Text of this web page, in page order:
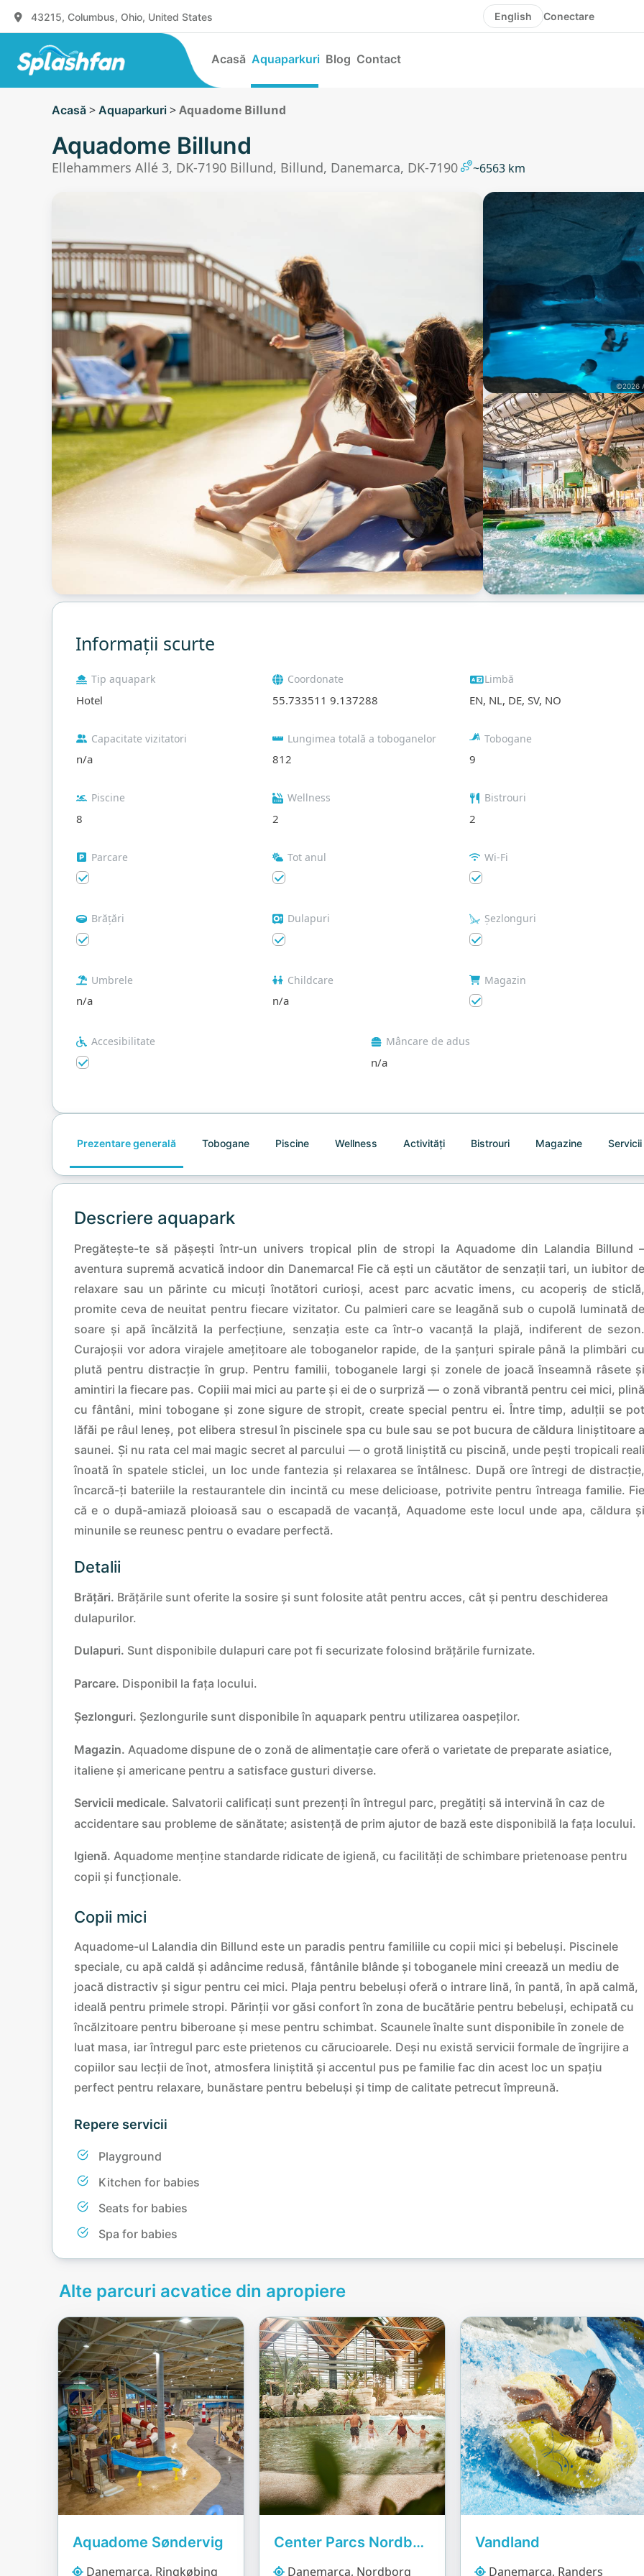
43215, Columbus, Ohio, United States English Conectare
Acasă Aquaparkuri Blog Contact
Acasă >Aquaparkuri >Aquadome Billund
Aquadome Billund
Ellehammers Allé 3, DK-7190 Billund, Billund, Danemarca, DK-7190 ~6563 km
©2026
Informații scurte
Tip aquapark
Hotel
Coordonate
55.733511 9.137288
Limbă
EN, NL, DE, SV, NO
Capacitate vizitatori
n/a
Lungimea totală a toboganelor
812
Tobogane
9
Piscine
8
Wellness
2
Bistrouri
2
Parcare Tot anul Wi-Fi
Brățări Dulapuri Șezlonguri
Umbrele
n/a
Childcare
n/a
Magazin
Accesibilitate Mâncare de adus
n/a
Prezentare generală Tobogane Piscine Wellness Activități Bistrouri Magazine Servicii
Descriere aquapark
Pregătește-te să pășești într-un univers tropical plin de stropi la Aquadome din Lalandia Billund
aventura supremă acvatică indoor din Danemarca! Fie că ești un căutător de senzații tari, un iubitor
relaxare sau un părinte cu micuți înotători curioși, acest parc acvatic imens, cu acoperiș de
promite ceva de neuitat pentru fiecare vizitator. Cu palmieri care se leagănă sub o cupolă luminată
soare și apă încălzită la perfecțiune, senzația este ca într-o vacanță la plajă, indiferent de
Curajoșii vor adora virajele amețitoare ale toboganelor rapide, de la șanțuri spirale până la plimbări
plută pentru distracție în grup. Pentru familii, toboganele largi și zonele de joacă înseamnă râsete
amintiri la fiecare pas. Copiii mai mici au parte și ei de o surpriză — o zonă vibrantă pentru cei mici,
cu fântâni, mini tobogane și zone sigure de stropit, create special pentru ei. Între timp, adulții se
lăfăi pe râul leneș, pot elibera stresul în piscinele spa cu bule sau se pot bucura de căldura liniștitoare
saunei. Și nu rata cel mai magic secret al parcului — o grotă liniștită cu piscină, unde pești tropicali
înoată în spatele sticlei, un loc unde fantezia și relaxarea se întâlnesc. După ore întregi de
încarcă-ți bateriile la restaurantele din incintă cu mese delicioase, potrivite pentru întreaga familie.
că e o după-amiază ploioasă sau o escapadă de vacanță, Aquadome este locul unde apa, căldura
minunile se reunesc pentru o evadare perfectă.
Detalii
Brățări. Brățările sunt oferite la sosire și sunt folosite atât pentru acces, cât și pentru deschiderea
dulapurilor.
Dulapuri. Sunt disponibile dulapuri care pot fi securizate folosind brățările furnizate.
Parcare. Disponibil la fața locului.
Șezlonguri. Șezlongurile sunt disponibile în aquapark pentru utilizarea oaspeților.
Magazin. Aquadome dispune de o zonă de alimentație care oferă o varietate de preparate asiatice,
italiene și americane pentru a satisface gusturi diverse.
Servicii medicale. Salvatorii calificați sunt prezenți în întregul parc, pregătiți să intervină în caz de
accidentare sau probleme de sănătate; asistență de prim ajutor de bază este disponibilă la fața locului.
Igienă. Aquadome menține standarde ridicate de igienă, cu facilități de schimbare prietenoase pentru
copii și funcționale.​
Copii mici
Aquadome-ul Lalandia din Billund este un paradis pentru familiile cu copii mici și bebeluși. Piscinele
speciale, cu apă caldă și adâncime redusă, fântânile blânde și toboganele mini creează un mediu de
joacă distractiv și sigur pentru cei mici. Plaja pentru bebeluși oferă o intrare lină, în pantă, în apă calmă,
ideală pentru primele stropi. Părinții vor găsi confort în zona de bucătărie pentru bebeluși, echipată cu
încălzitoare pentru biberoane și mese pentru schimbat. Scaunele înalte sunt disponibile în zonele de
luat masa, iar întregul parc este prietenos cu cărucioarele. Deși nu există servicii formale de îngrijire a
copiilor sau lecții de înot, atmosfera liniștită și accentul pus pe familie fac din acest loc un spațiu
perfect pentru relaxare, bunăstare pentru bebeluși și timp de calitate petrecut împreună.
Repere servicii
Playground
Kitchen for babies
Seats for babies
Spa for babies
Alte parcuri acvatice din apropiere
Aquadome Søndervig
Danemarca, Ringkøbing
Center Parcs Nordborg Resort
Danemarca, Nordborg
Vandland
Danemarca, Randers